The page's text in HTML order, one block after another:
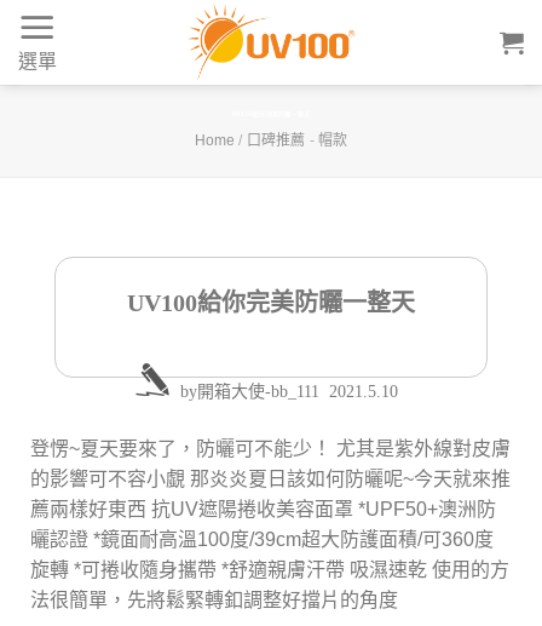
Skip
content
選單
Home / 口碑推薦 - 帽款
UV100給你完美防曬一整天
by開箱大使-bb_111 2021.5.10
登愣~夏天要來了，防曬可不能少！ 尤其是紫外線對皮膚
的影響可不容小覷 那炎炎夏日該如何防曬呢~今天就來推
薦兩樣好東西 抗UV遮陽捲收美容面罩 *UPF50+澳洲防
曬認證 *鏡面耐高溫100度/39cm超大防護面積/可360度
旋轉 *可捲收隨身攜帶 *舒適親膚汗帶 吸濕速乾 使用的方
法很簡單，先將鬆緊轉釦調整好擋片的角度